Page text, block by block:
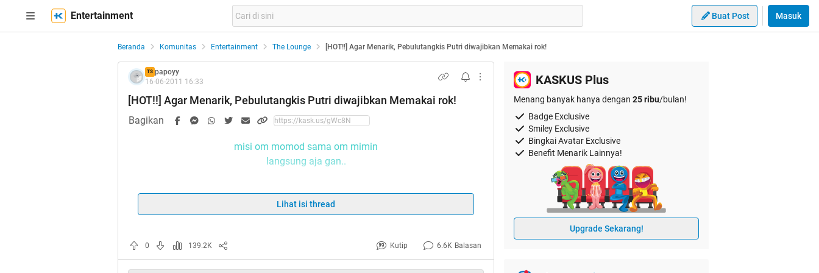
Entertainment Buat Post Masuk
Beranda Komunitas Entertainment The Lounge [HOT!!] Agar Menarik, Pebulutangkis Putri diwajibkan Memakai rok!
TS papoyy
16-06-2011 16:33
[HOT!!] Agar Menarik, Pebulutangkis Putri diwajibkan Memakai rok!
Bagikan
misi om momod sama om mimin
langsung aja gan..
Lihat isi thread
0 139.2K Kutip 6.6K Balasan
KASKUS Plus
Menang banyak hanya dengan 25 ribu/bulan!
Badge Exclusive
Smiley Exclusive
Bingkai Avatar Exclusive
Benefit Menarik Lainnya!
Upgrade Sekarang!